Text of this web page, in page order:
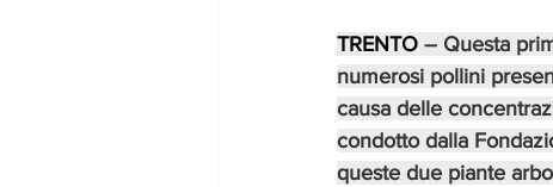
TRENTO – Questa
numerosi pollini
causa delle
condotto dalla
queste due piante